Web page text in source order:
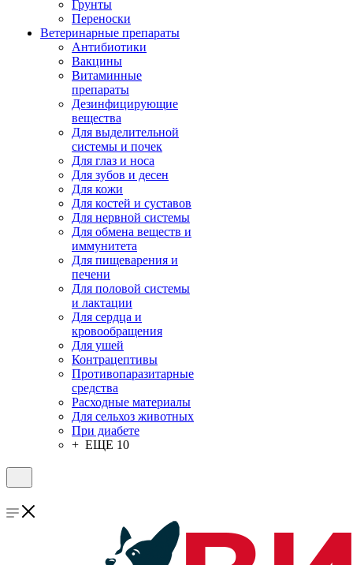
Грунты
Переноски
Ветеринарные препараты
Антибиотики
Вакцины
Витаминные
препараты
Дезинфицирующие
вещества
Для выделительной
системы и почек
Для глаз и носа
Для зубов и десен
Для кожи
Для костей и суставов
Для нервной системы
Для обмена веществ и
иммунитета
Для пищеварения и
печени
Для половой системы
и лактации
Для сердца и
кровообращения
Для ушей
Контрацептивы
Противопаразитарные
средства
Расходные материалы
Для сельхоз животных
При диабете
+ ЕЩЕ 10